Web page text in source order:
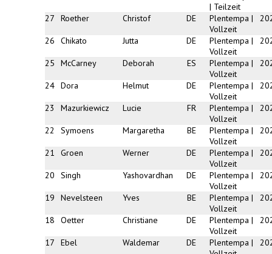
| Teilzeit
27 Roether Christof DE
Plentempa |
Vollzeit
26 Chikato Jutta DE
Plentempa |
Vollzeit
25 McCarney Deborah ES
Plentempa |
Vollzeit
24 Dora Helmut DE
Plentempa |
Vollzeit
23 Mazurkiewicz Lucie FR
Plentempa |
Vollzeit
22 Symoens Margaretha BE
Plentempa |
Vollzeit
21 Groen Werner DE
Plentempa |
Vollzeit
20 Singh Yashovardhan DE
Plentempa |
Vollzeit
19 Nevelsteen Yves BE
Plentempa |
Vollzeit
18 Oetter Christiane DE
Plentempa |
Vollzeit
17 Ebel Waldemar DE
Plentempa |